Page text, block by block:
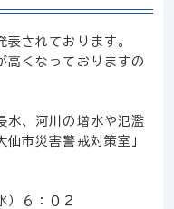
されております。
高くなっておりますの
水、河川の増水や氾濫
市災害警戒対策室」
）６：０２